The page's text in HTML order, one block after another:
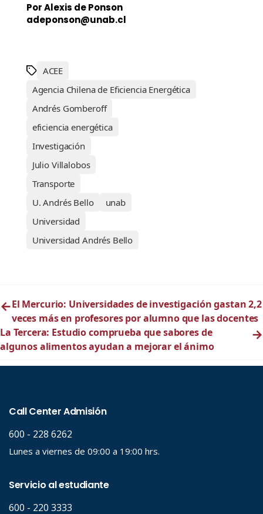
Por Alexis de Ponson
adeponson@unab.cl
ACEE
Agencia Chilena de Eficiencia Energética
Andrés Gomberoff
eficiencia energética
Investigación
Julio Villalobos
Transporte
U. Andrés Bello
unab
Universidad
Universidad Andrés Bello
←El Mercurio: Universidades de investigación gastan 2,2
veces más en profesores por alumno que las docentes
La Tercera: Estudio comprueba que sabores de
algunos alimentos ayudan a mejorar el ánimo
→